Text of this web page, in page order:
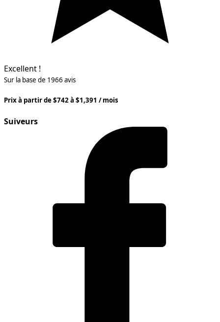
Excellent !
Sur la base de 1966 avis
Prix à partir de $742 à $1,391 / mois
Suiveurs